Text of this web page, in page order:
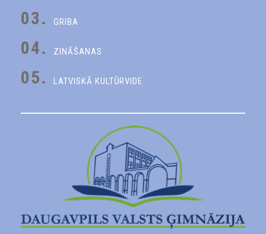
03. GRIBA
04. ZINĀŠANAS
05. LATVISKĀ KULTŪRVIDE